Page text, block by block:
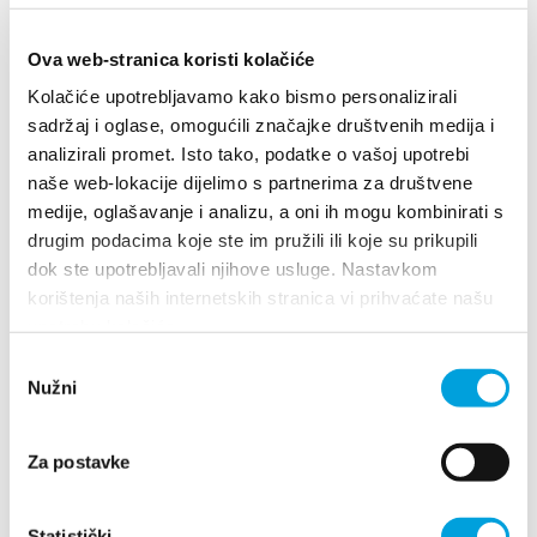
Ova web-stranica koristi kolačiće
Kolačiće upotrebljavamo kako bismo personalizirali
sadržaj i oglase, omogućili značajke društvenih medija i
analizirali promet. Isto tako, podatke o vašoj upotrebi
naše web-lokacije dijelimo s partnerima za društvene
medije, oglašavanje i analizu, a oni ih mogu kombinirati s
drugim podacima koje ste im pružili ili koje su prikupili
dok ste upotrebljavali njihove usluge. Nastavkom
korištenja naših internetskih stranica vi prihvaćate našu
pristanka
Nužni
Za postavke
+385(0)91 1508573
vina.milan1@yahoo.com
posip-milan.hr/
VINA Družina Kuzmanić
Fradelo-Mladen Kuzmanić
+385(0)98 666 145